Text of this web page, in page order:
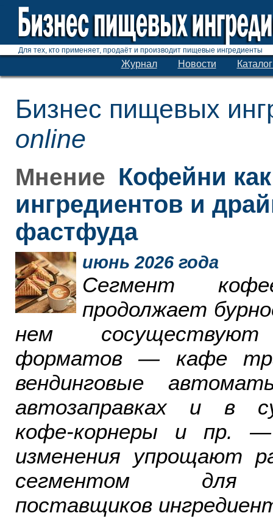
Для тех, кто применяет, продаёт и производит пищевые ингредиенты
Журнал Новости
Бизнес пищевых
online
Мнение Кофейни
ингредиентов и
фастфуда
июнь 2026 года
Сегмент
продолжает
нем
форматов — кафе
вендинговые
автозаправках и в
кофе-корнеры и пр.
изменения упрощают
сегментом для
поставщиков